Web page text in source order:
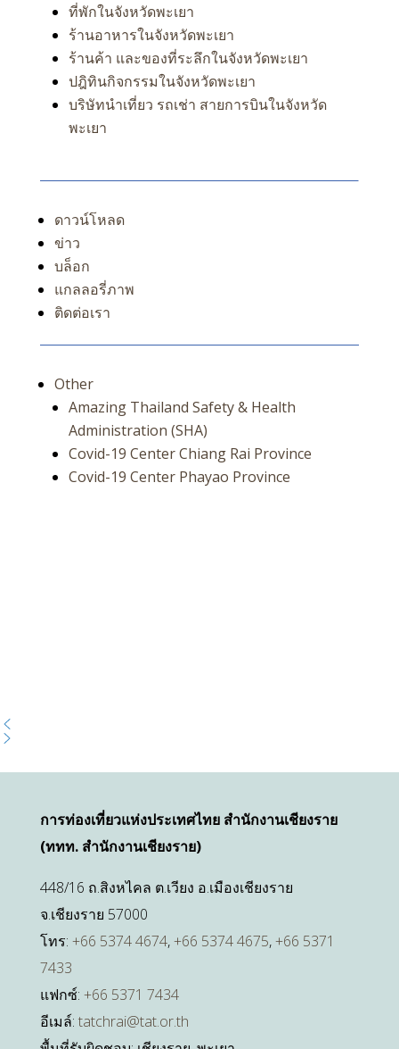
ที่พักในจังหวัดพะเยา
ร้านอาหารในจังหวัดพะเยา
ร้านค้า และของที่ระลึกในจังหวัดพะเยา
ปฎิทินกิจกรรมในจังหวัดพะเยา
บริษัทนำเที่ยว รถเช่า สายการบินในจังหวัด
พะเยา
ดาวน์โหลด
ข่าว
บล็อก
แกลลอรี่ภาพ
ติดต่อเรา
Other
Amazing Thailand Safety & Health
Administration (SHA)
Covid-19 Center Chiang Rai Province
Covid-19 Center Phayao Province
การท่องเที่ยวแห่งประเทศไทย สำนักงานเชียงราย
(ททท. สำนักงานเชียงราย)
448/16 ถ.สิงหไคล ต.เวียง อ.เมืองเชียงราย
จ.เชียงราย 57000
โทร: +66 5374 4674,+66 5374 4675,+66 5371
7433
แฟกซ์: +66 5371 7434
อีเมล์: tatchrai@tat.or.th